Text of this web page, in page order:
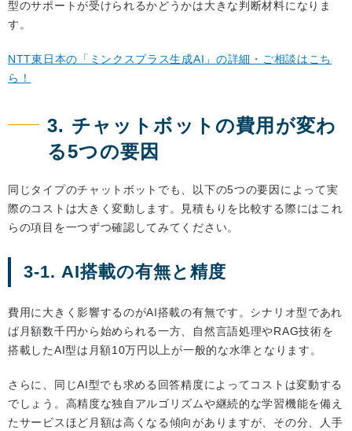
型のサポートが受けられるかどうかは大きな判断材料になりま
す。
NTT東日本の「ミンクスプラス生成AI」の詳細・ご相談はこち
ら！
3. チャットボットの費用が変わ
る5つの要因
同じタイプのチャットボットでも、以下の5つの要因によって実
際のコストは大きく変動します。見積もりを比較する際にはこれ
らの項目を一つずつ確認してみてください。
3-1. AI搭載の有無と精度
費用に大きく影響するのがAI搭載の有無です。シナリオ型であれ
ば月額数千円から始められる一方、自然言語処理やRAG技術を
搭載したAI型は月額10万円以上が一般的な水準となります。
さらに、同じAI型でも求める回答精度によってコストは変動する
でしょう。高精度な独自アルゴリズムや継続的な学習機能を備え
たサービスほど月額は高くなる傾向がありますが、その分、人手